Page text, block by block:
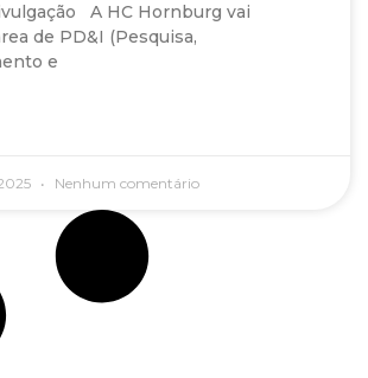
A HC Hornburg vai
de PD&I (Pesquisa,
e
Nenhum comentário